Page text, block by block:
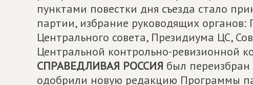
пунктами повестки дня съезда стало
партии, избрание руководящих органов:
Центрального совета, Президиума ЦС,
Центральной контрольно-ревизионной
СПРАВЕДЛИВАЯ РОССИЯ был переизбран
одобрили новую редакцию Программы